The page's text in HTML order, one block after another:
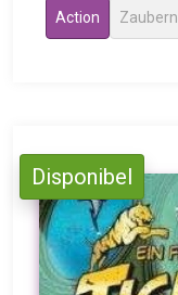
Action Zaubern
Disponibel